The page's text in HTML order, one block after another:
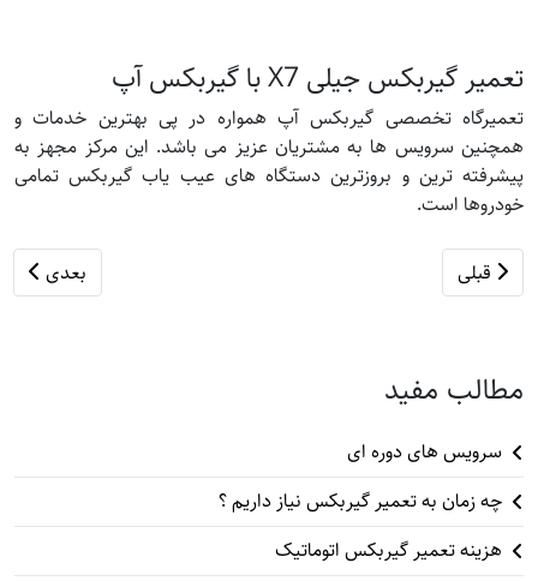
تعمیر گیربکس جیلی X7 با گیربکس آپ
تعمیرگاه تخصصی گیربکس آپ همواره در پی بهترین خدمات و
همچنین سرویس ها به مشتریان عزیز می باشد. این مرکز مجهز به
پیشرفته ترین و بروزترین دستگاه های عیب یاب گیربکس تمامی
خودروها است.
مطلب قبلی: تعمیر گیربکس اتوماتیک کوییک
قبلی مطلب
بعدی
مطالب مفید
سرویس های دوره ای
چه زمان به تعمیر گیربکس نیاز داریم ؟
هزینه تعمیر گیربکس اتوماتیک